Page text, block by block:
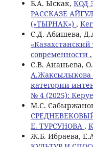
Б.А. Ыскак, КОД
РАССКАЗЕ
(«ТЫРНАК») ,
С.Д. Абишева,
современности ,
С.В. Ананьева,
А.Жаксылыкова
категории
№ 4 (2025):
M.С.
Е. ТУРСУНОВА ,
Ж.Б. Ибраева,